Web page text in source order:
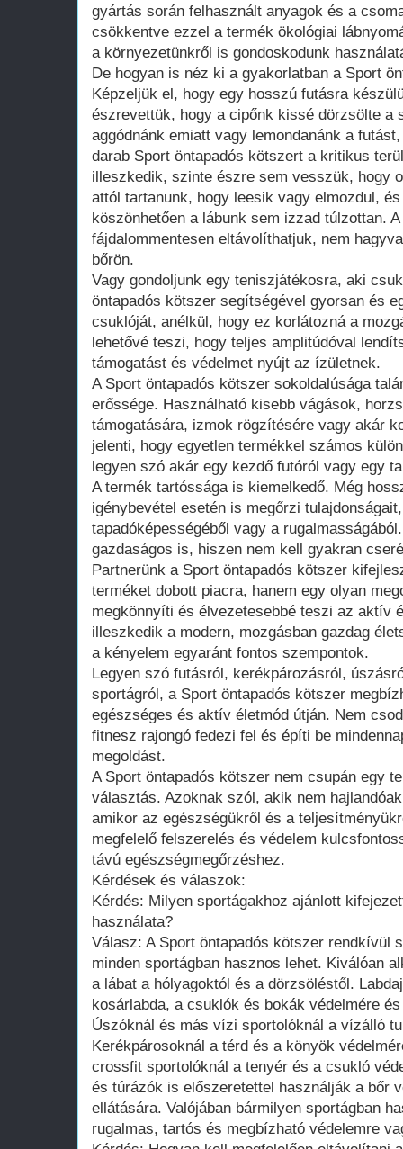
gyártás során felhasznált anyagok és a
csökkentve ezzel a termék ökológiai
a környezetünkről is gondoskodunk
De hogyan is néz ki a gyakorlatban a Sport
Képzeljük el, hogy egy hosszú futásra
észrevettük, hogy a cipőnk kissé dörzsölte a
aggódnánk emiatt vagy lemondanánk a
darab Sport öntapadós kötszert a kritikus
illeszkedik, szinte észre sem vesszük, hogy
attól tartanunk, hogy leesik vagy elmozdul,
köszönhetően a lábunk sem izzad túlzottan.
fájdalommentesen eltávolíthatjuk, nem
bőrön.
Vagy gondoljunk egy teniszjátékosra, aki
öntapadós kötszer segítségével gyorsan és
csuklóját, anélkül, hogy ez korlátozná a
lehetővé teszi, hogy teljes amplitúdóval
támogatást és védelmet nyújt az ízületnek.
A Sport öntapadós kötszer sokoldalúsága
erőssége. Használható kisebb vágások,
támogatására, izmok rögzítésére vagy akár
jelenti, hogy egyetlen termékkel számos
legyen szó akár egy kezdő futóról vagy egy
A termék tartóssága is kiemelkedő. Még
igénybevétel esetén is megőrzi
tapadóképességéből vagy a
gazdaságos is, hiszen nem kell gyakran
Partnerünk a Sport öntapadós kötszer
terméket dobott piacra, hanem egy olyan
megkönnyíti és élvezetesebbé teszi az aktív
illeszkedik a modern, mozgásban gazdag
a kényelem egyaránt fontos szempontok.
Legyen szó futásról, kerékpározásról,
sportágról, a Sport öntapadós kötszer
egészséges és aktív életmód útján. Nem
fitnesz rajongó fedezi fel és építi be
megoldást.
A Sport öntapadós kötszer nem csupán egy
választás. Azoknak szól, akik nem
amikor az egészségükről és a
megfelelő felszerelés és védelem
távú egészségmegőrzéshez.
Kérdések és válaszok:
Kérdés: Milyen sportágakhoz ajánlott
használata?
Válasz: A Sport öntapadós kötszer rendkívül
minden sportágban hasznos lehet. Kiválóan
a lábat a hólyagoktól és a dörzsöléstől.
kosárlabda, a csuklók és bokák védelmére
Úszóknál és más vízi sportolóknál a vízálló
Kerékpárosoknál a térd és a könyök
crossfit sportolóknál a tenyér és a csukló
és túrázók is előszeretettel használják a bőr
ellátására. Valójában bármilyen sportágban
rugalmas, tartós és megbízható védelemre